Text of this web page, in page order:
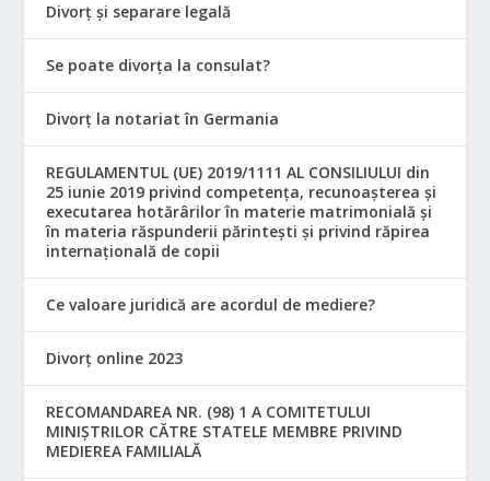
Divorț și separare legală
Se poate divorța la consulat?
Divorț la notariat în Germania
REGULAMENTUL (UE) 2019/1111 AL CONSILIULUI din
25 iunie 2019 privind competența, recunoașterea și
executarea hotărârilor în materie matrimonială și
în materia răspunderii părintești și privind răpirea
internațională de copii
Ce valoare juridică are acordul de mediere?
Divorț online 2023
RECOMANDAREA NR. (98) 1 A COMITETULUI
MINIŞTRILOR CĂTRE STATELE MEMBRE PRIVIND
MEDIEREA FAMILIALĂ